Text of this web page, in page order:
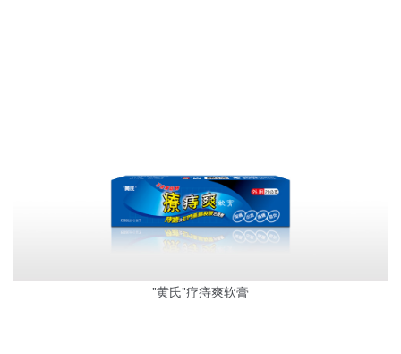
"黄氏"疗痔爽软膏